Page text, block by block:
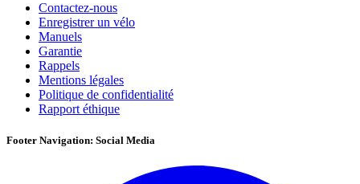
Contactez-nous
Enregistrer un vélo
Manuels
Garantie
Rappels
Mentions légales
Politique de confidentialité
Rapport éthique
Footer Navigation: Social Media